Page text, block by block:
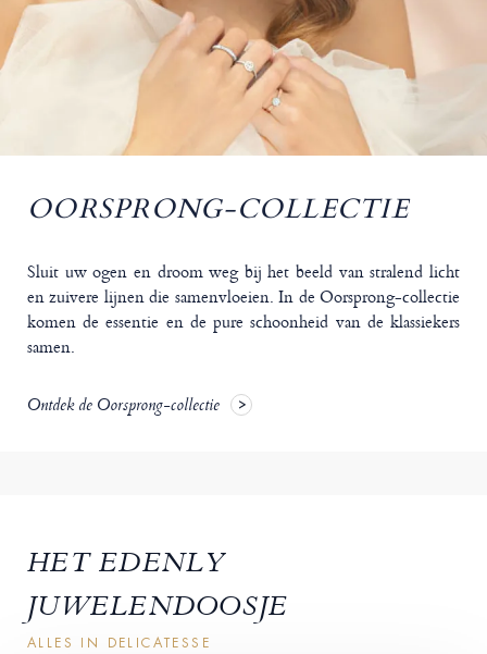
OORSPRONG-COLLECTIE
Sluit uw ogen en droom weg bij het beeld van stralend licht
en zuivere lijnen die samenvloeien. In de Oorsprong-collectie
komen de essentie en de pure schoonheid van de klassiekers
samen.
Ontdek de Oorsprong-collectie
HET EDENLY
JUWELENDOOSJE
ALLES IN DELICATESSE